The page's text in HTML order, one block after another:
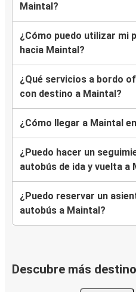
Maintal?
¿Cómo puedo utilizar mi
hacia Maintal?
¿Qué servicios a bordo
con destino a Maintal?
¿Cómo llegar a Maintal
¿Puedo hacer un
autobús de ida y vuelta a
¿Puedo reservar un
autobús a Maintal?
Descubre más